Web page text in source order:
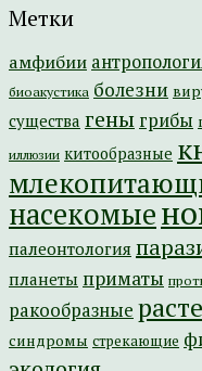
Метки
амфибии
биоакустика болезни
существа гены грибы
иллюзии китообразные
насекомые
палеонтология
планеты приматы
ракообразные
синдромы стрекающие